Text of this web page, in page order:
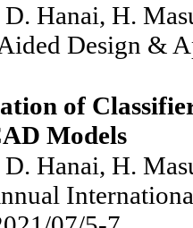
Hanai, H.
Design &
of
Models
Hanai, H.